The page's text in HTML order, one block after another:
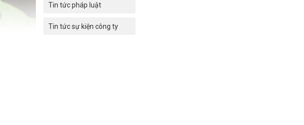
Tin tức pháp luật
Tin tức sự kiện công ty